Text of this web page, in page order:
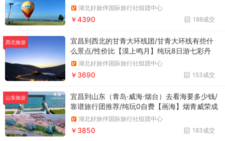
霞/鸣沙山月牙泉/莫高窟/翡翠湖/茶卡盐湖/水上
雅丹/青海湖二郎剑/西台吉乃尔湖/嘉峪关/荒漠
艺术基地/U性公路/塔尔寺/雷台公园+红崖火星
湖北好旅伴国际旅行社组团中心
188成交
￥4390
西北旅游
宜昌到西北的甘青大环线团/甘青大环线有些什
么景点/性价比【漠上鸣月】纯玩8日游七彩丹
霞/鸣沙山月牙泉/莫高窟/翡翠湖/茶卡盐湖/黑马
河观日出/察尔汗盐湖/青海湖二郎剑/嘉峪关/雷
台公园/丹霞口旅游小镇/荒漠艺术基地/塔尔寺+
湖北好旅伴国际旅行社组团中心
153成交
￥3690
山东旅游
宜昌到山东（青岛·威海·烟台）去看海要多少钱/
靠谱旅行团推荐/纯玩0自费【画海】烟青威荣成
经典5日游栈桥/教堂/广兴里/大鲍岛文化街区/八
大关/布鲁维斯号/海草房/威海公园大相框/幸福
门/韩乐坊/火炬八街/烟台山/朝阳街/那香海/悦海
湖北好旅伴国际旅行社组团中心
183成交
￥3850